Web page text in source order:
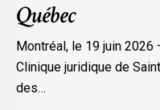
Québec
Montréal, le 19 juin
Clinique juridique de
des…